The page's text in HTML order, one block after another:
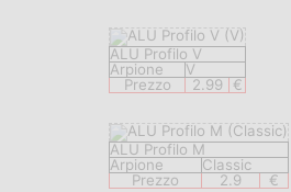
ALU Profilo V
Arpione
V
Prezzo
2.99 €
ALU Profilo M
Arpione
Classic
Prezzo
2.9 €